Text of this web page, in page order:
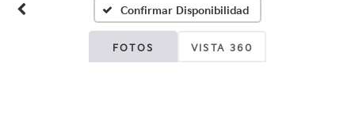
Confirmar Disponibilidad
FOTOS VISTA 360
Por favor, revise luego